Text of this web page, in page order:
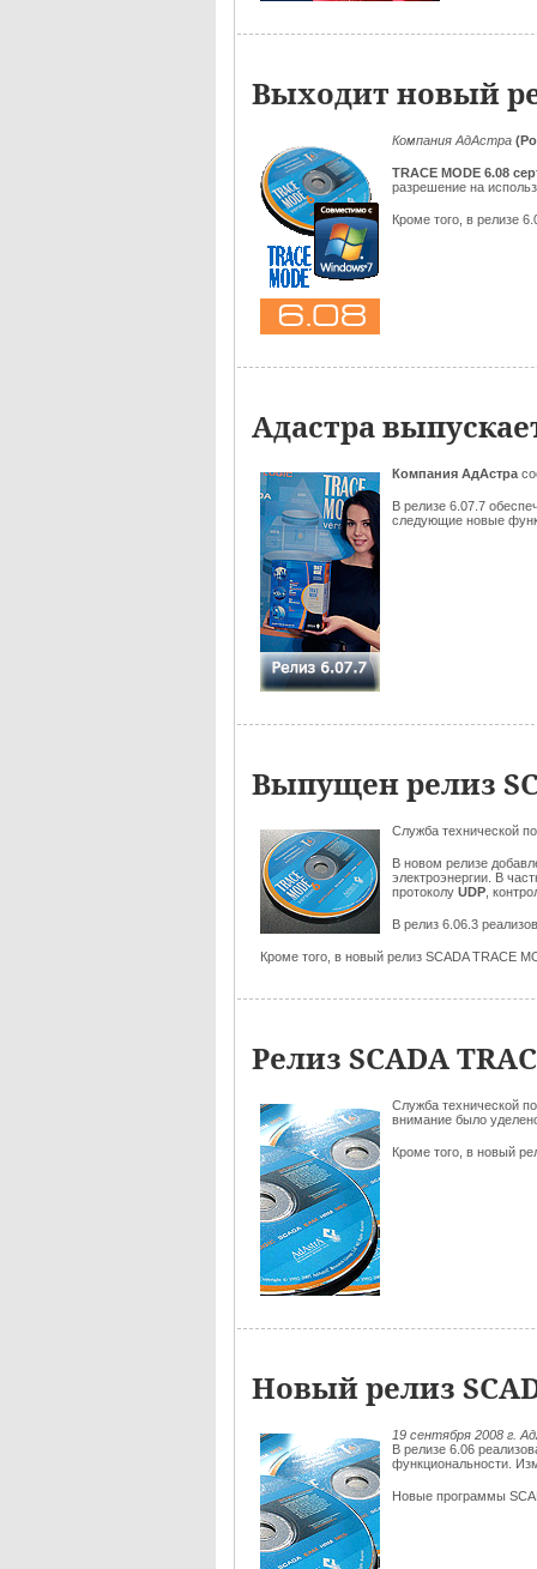
Выходит новый
Компания АдАстра
TRACE MODE 6.08
разрешение на
Кроме того, в релизе
Адастра
Компания АдАстра
В релизе 6.07.7
следующие новые
Выпущен релиз
Служба технической
В новом релизе
электроэнергии. В
протоколу UDP ,
В релиз 6.06.3
Кроме того, в новый релиз SCADA TRACE
Релиз SCADA
Служба технической
внимание было
Кроме того, в новый
Новый релиз
19 сентября 2008 г.
В релизе 6.06
функциональности.
Новые программы